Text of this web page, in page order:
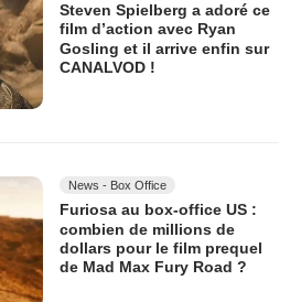
Steven Spielberg a adoré ce
film d’action avec Ryan
Gosling et il arrive enfin sur
CANALVOD !
News - Box Office
Furiosa au box-office US :
combien de millions de
dollars pour le film prequel
de Mad Max Fury Road ?